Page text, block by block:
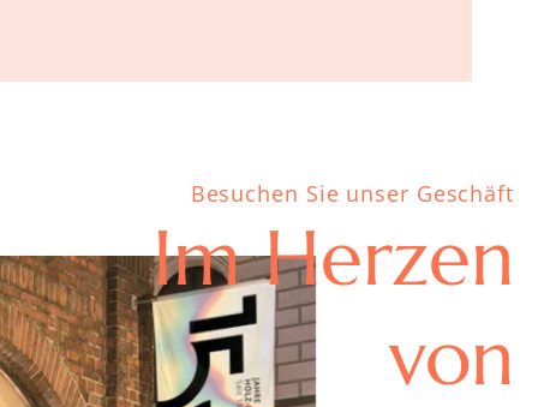
Besuchen Sie unser Geschäft
Im Herzen
von